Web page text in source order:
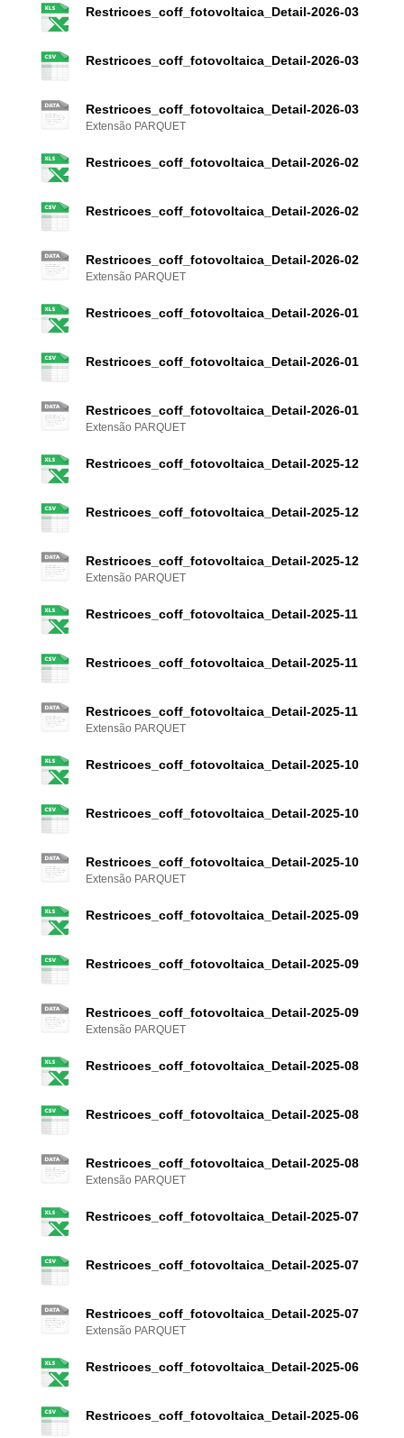
Restricoes_coff_fotovoltaica_Detail-2026-03
Restricoes_coff_fotovoltaica_Detail-2026-03
Restricoes_coff_fotovoltaica_Detail-2026-03
Extensão PARQUET
Restricoes_coff_fotovoltaica_Detail-2026-02
Restricoes_coff_fotovoltaica_Detail-2026-02
Restricoes_coff_fotovoltaica_Detail-2026-02
Extensão PARQUET
Restricoes_coff_fotovoltaica_Detail-2026-01
Restricoes_coff_fotovoltaica_Detail-2026-01
Restricoes_coff_fotovoltaica_Detail-2026-01
Extensão PARQUET
Restricoes_coff_fotovoltaica_Detail-2025-12
Restricoes_coff_fotovoltaica_Detail-2025-12
Restricoes_coff_fotovoltaica_Detail-2025-12
Extensão PARQUET
Restricoes_coff_fotovoltaica_Detail-2025-11
Restricoes_coff_fotovoltaica_Detail-2025-11
Restricoes_coff_fotovoltaica_Detail-2025-11
Extensão PARQUET
Restricoes_coff_fotovoltaica_Detail-2025-10
Restricoes_coff_fotovoltaica_Detail-2025-10
Restricoes_coff_fotovoltaica_Detail-2025-10
Extensão PARQUET
Restricoes_coff_fotovoltaica_Detail-2025-09
Restricoes_coff_fotovoltaica_Detail-2025-09
Restricoes_coff_fotovoltaica_Detail-2025-09
Extensão PARQUET
Restricoes_coff_fotovoltaica_Detail-2025-08
Restricoes_coff_fotovoltaica_Detail-2025-08
Restricoes_coff_fotovoltaica_Detail-2025-08
Extensão PARQUET
Restricoes_coff_fotovoltaica_Detail-2025-07
Restricoes_coff_fotovoltaica_Detail-2025-07
Restricoes_coff_fotovoltaica_Detail-2025-07
Extensão PARQUET
Restricoes_coff_fotovoltaica_Detail-2025-06
Restricoes_coff_fotovoltaica_Detail-2025-06